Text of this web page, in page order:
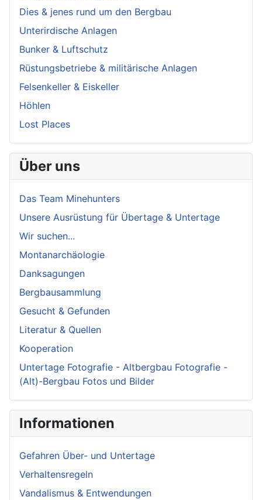
Dies & jenes rund um den Bergbau
Unterirdische Anlagen
Bunker & Luftschutz
Rüstungsbetriebe & militärische Anlagen
Felsenkeller & Eiskeller
Höhlen
Lost Places
Über uns
Das Team Minehunters
Unsere Ausrüstung für Übertage & Untertage
Wir suchen...
Montanarchäologie
Danksagungen
Bergbausammlung
Gesucht & Gefunden
Literatur & Quellen
Kooperation
Untertage Fotografie - Altbergbau Fotografie -
(Alt)-Bergbau Fotos und Bilder
Informationen
Gefahren Über- und Untertage
Verhaltensregeln
Vandalismus & Entwendungen